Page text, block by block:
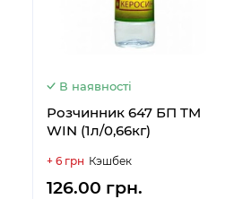
В наявності
Розчинник 647 БП TM
WIN (1л/0,66кг)
+ 6 грн Кэшбек
126.00 грн.